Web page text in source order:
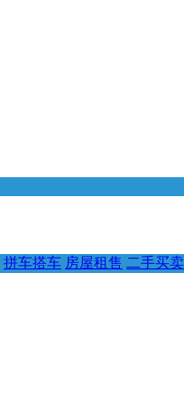
拼车搭车 房屋租售 二手买卖